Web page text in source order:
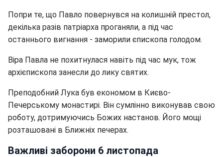
Попри те, що Павло повернувся на колишній престол,
декілька разів патріарха проганяли, а під час
останнього вигнання - заморили єпископа голодом.
Віра Павла не похитнулася навіть під час мук, тож
архієпископа занесли до лику святих.
Преподобний Лука був економом в Києво-
Печерському монастирі. Він сумлінно виконував свою
роботу, дотримуючись Божих настанов. Його мощі
розташовані в Ближніх печерах.
Важливі заборони 6 листопада